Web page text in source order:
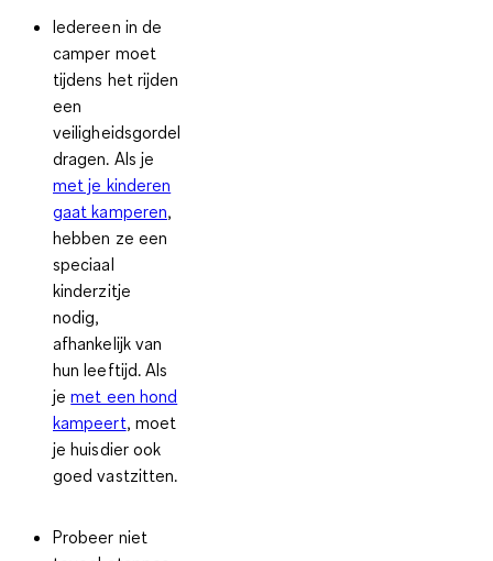
Iedereen in de
camper moet
tijdens het rijden
een
veiligheidsgordel
dragen. Als je
met je kinderen
gaat kamperen,
hebben ze een
speciaal
kinderzitje
nodig,
afhankelijk van
hun leeftijd. Als
jemet een hond
kampeert, moet
je huisdier ook
goed vastzitten.
Probeer niet